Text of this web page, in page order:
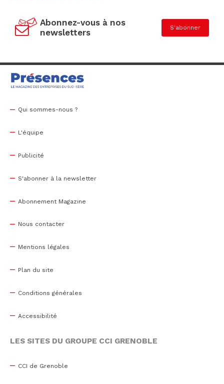
Abonnez-vous à nos
newsletters
S'abonner
Qui sommes-nous ?
L'équipe
Publicité
S'abonner à la newsletter
Abonnement Magazine
Nous contacter
Mentions légales
Plan du site
Conditions générales
Accessibilité
LES SITES DU GROUPE CCI GRENOBLE
CCI de Grenoble